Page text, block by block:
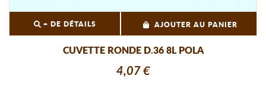
+ DE DÉTAILS AJOUTER AU PANIER
CUVETTE RONDE D.36 8L POLA
4,07 €